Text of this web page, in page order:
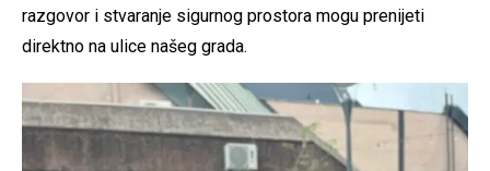
razgovor i stvaranje sigurnog prostora mogu prenijeti
direktno na ulice našeg grada.